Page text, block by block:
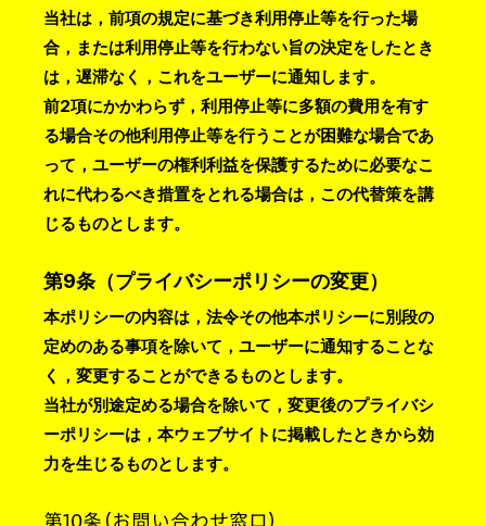
当社は，前項の規定に基づき利用停止等を行った場
合，または利用停止等を行わない旨の決定をしたとき
は，遅滞なく，これをユーザーに通知します。
前2項にかかわらず，利用停止等に多額の費用を有す
る場合その他利用停止等を行うことが困難な場合であ
って，ユーザーの権利利益を保護するために必要なこ
れに代わるべき措置をとれる場合は，この代替策を講
じるものとします。
第9条（プライバシーポリシーの変更）
本ポリシーの内容は，法令その他本ポリシーに別段の
定めのある事項を除いて，ユーザーに通知することな
く，変更することができるものとします。
当社が別途定める場合を除いて，変更後のプライバシ
ーポリシーは，本ウェブサイトに掲載したときから効
力を生じるものとします。